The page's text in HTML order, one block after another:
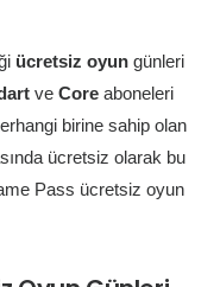
ücretsiz oyungünleri
veCore aboneleri
birine sahip olan
ücretsiz olarak bu
Pass ücretsiz oyun